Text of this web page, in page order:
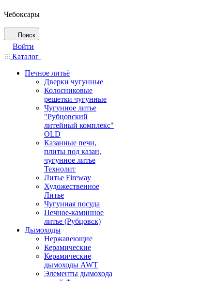
Чебоксары
Поиск
Войти
Каталог
Печное литьё
Дверки чугунные
Колосниковые
решетки чугунные
Чугунное литье
"Рубцовский
литейный комплекс"
OLD
Казанные печи,
плиты под казан,
чугунное литье
Технолит
Литье Fireway
Художественное
Литье
Чугунная посуда
Печное-каминное
литье (Рубцовск)
Дымоходы
Нержавеющие
Керамические
Керамические
дымоходы AWT
Элементы дымохода